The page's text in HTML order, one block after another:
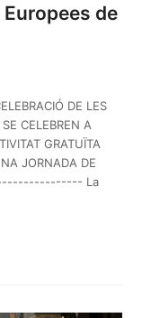
de
DE LES
CELEBREN A
GRATUÏTA
JORNADA DE
La